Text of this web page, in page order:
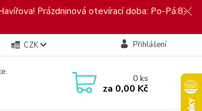
Prázdninová otevírací doba: Po-Pá:8-
CZK Přihlášení
0ks
za 0,00 Kč